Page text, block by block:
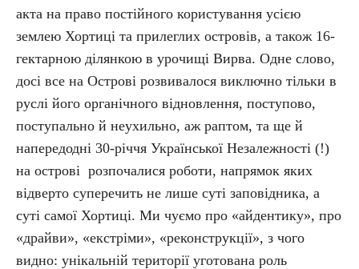
акта на право постійного користування усією
землею Хортиці та прилеглих островів, а також 16-
гектарною ділянкою в урочищі Вирва. Одне слово,
досі все на Острові розвивалося виключно тільки в
руслі його органічного відновлення, поступово,
поступально й неухильно, аж раптом, та ще й
напередодні 30-річчя Української Незалежності (!)
на острові розпочалися роботи, напрямок яких
відверто суперечить не лише суті заповідника, а
суті самої Хортиці. Ми чуємо про «айдентику», про
«драйви», «екстріми», «реконструкції», з чого
видно: унікальній території уготована роль